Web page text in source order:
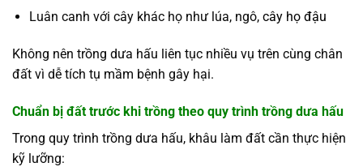
Luân canh với cây khác họ như lúa, ngô, cây họ đậu
Không nên trồng dưa hấu liên tục nhiều vụ trên cùng chân
đất vì dễ tích tụ mầm bệnh gây hại.
Chuẩn bị đất trước khi trồng theo quy trình trồng dưa hấu
Trong quy trình trồng dưa hấu, khâu làm đất cần thực hiện
kỹ lưỡng: